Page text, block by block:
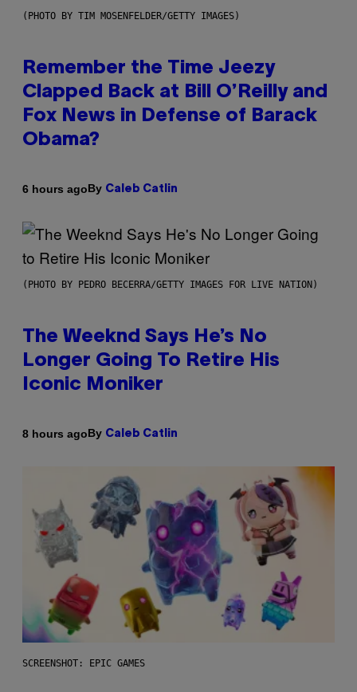
(PHOTO BY TIM MOSENFELDER/GETTY IMAGES)
Remember the Time Jeezy
Clapped Back at Bill O’Reilly and
Fox News in Defense of Barack
Obama?
6 hours agoBy Caleb Catlin
(PHOTO BY PEDRO BECERRA/GETTY IMAGES FOR LIVE NATION)
The Weeknd Says He’s No
Longer Going To Retire His
Iconic Moniker
8 hours agoBy Caleb Catlin
SCREENSHOT: EPIC GAMES